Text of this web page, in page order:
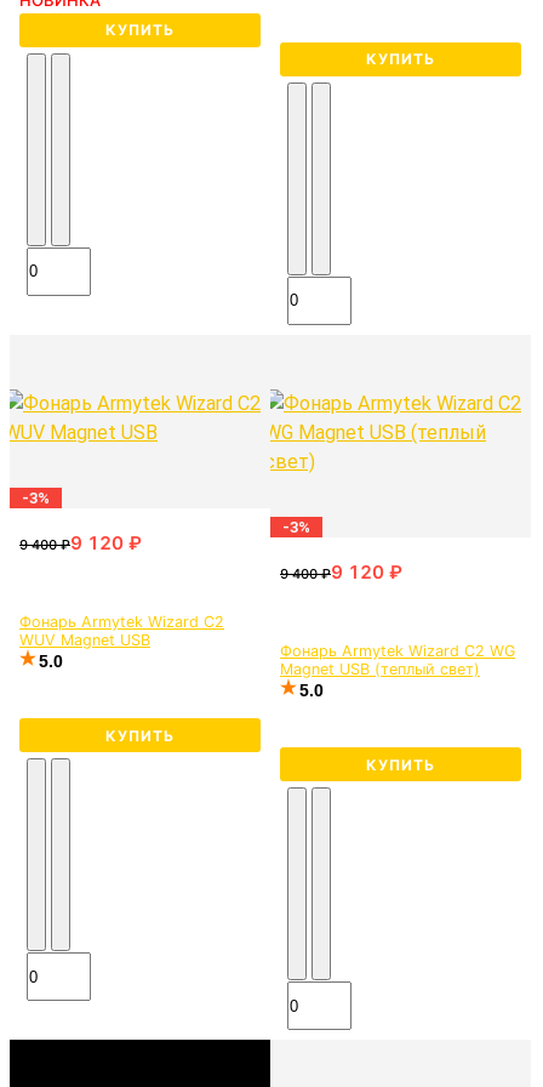
КУПИТЬ
КУПИТЬ
-3%
Фонарь Armytek Wizard C2
WUV Magnet USB
5.0
КУПИТЬ
-3%
Фонарь Armytek Wizard C2 WG
Magnet USB (теплый свет)
5.0
КУПИТЬ